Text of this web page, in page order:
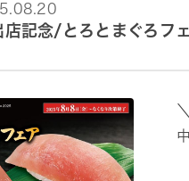
記念/とろとまぐろフ